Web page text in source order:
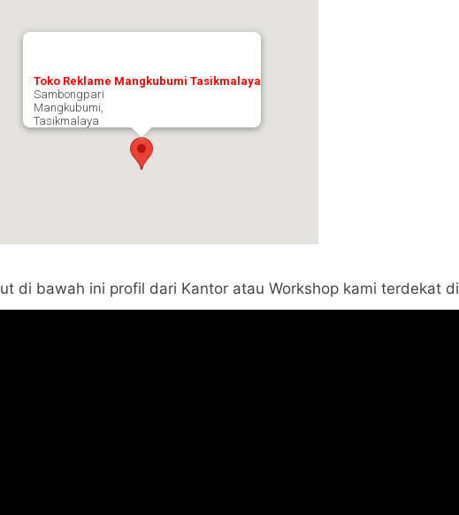
Toko Reklame Mangkubumi Tasikmalaya
Sambongpari
Mangkubumi,
Tasikmalaya
di bawah ini profil dari Kantor atau Workshop kami terdekat di